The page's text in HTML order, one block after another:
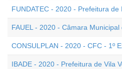
FUNDATEC - 2020 - Prefeitura
FAUEL - 2020 - Câmara
CONSULPLAN - 2020 - CFC - 1º
IBADE - 2020 - Prefeitura de Vila